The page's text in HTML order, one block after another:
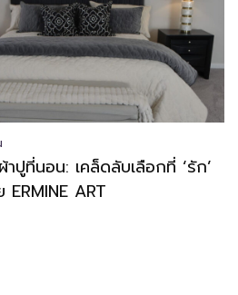
าปูที่นอน: เคล็ดลับเลือกที่ ‘รัก’
ERMINE ART